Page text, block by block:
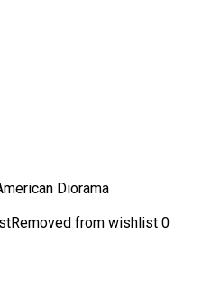
Diorama
Removed from wishlist 0